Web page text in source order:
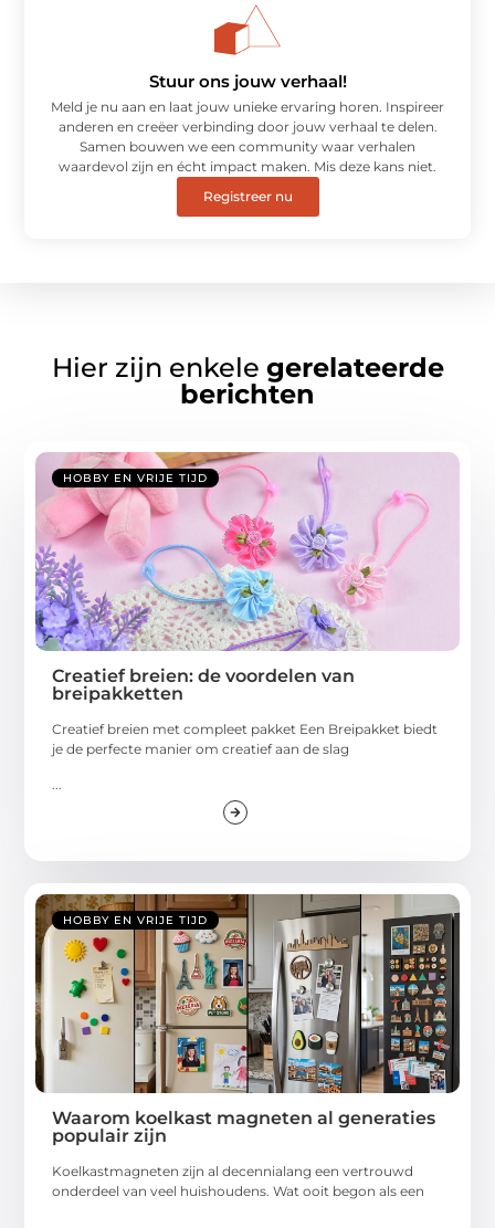
Stuur ons jouw verhaal!
Meld je nu aan en laat jouw unieke ervaring horen. Inspireer
anderen en creëer verbinding door jouw verhaal te delen.
Samen bouwen we een community waar verhalen
waardevol zijn en écht impact maken. Mis deze kans niet.
Registreer nu
Hier zijn enkele gerelateerde
berichten
HOBBY EN VRIJE TIJD
Creatief breien: de voordelen van
breipakketten
Creatief breien met compleet pakket Een Breipakket biedt
je de perfecte manier om creatief aan de slag
...
HOBBY EN VRIJE TIJD
Waarom koelkast magneten al generaties
populair zijn
Koelkastmagneten zijn al decennialang een vertrouwd
onderdeel van veel huishoudens. Wat ooit begon als een